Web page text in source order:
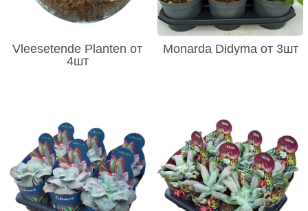
Vleesetende Planten от
4шт
Monarda Didyma от 3шт